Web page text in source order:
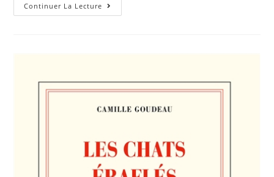
Continuer La Lecture